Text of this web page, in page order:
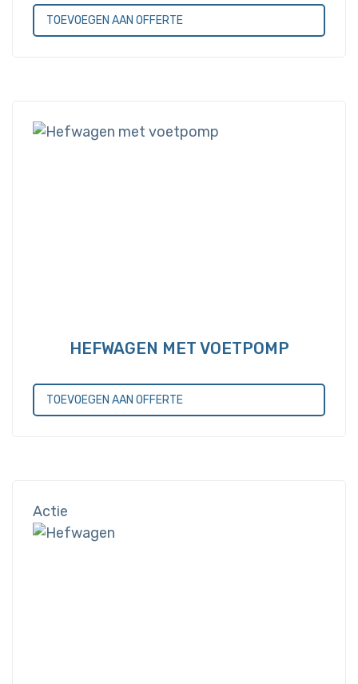
TOEVOEGEN AAN OFFERTE
HEFWAGEN MET VOETPOMP
TOEVOEGEN AAN OFFERTE
Actie